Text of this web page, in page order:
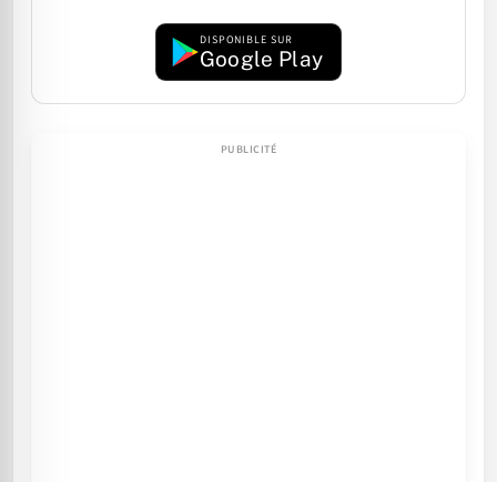
DISPONIBLE SUR
Google Play